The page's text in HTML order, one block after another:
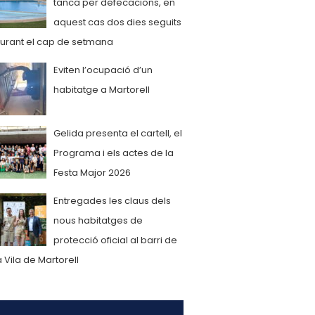
aquest cas dos dies seguits
el cap de setmana
Eviten l’ocupació d’un
habitatge a Martorell
Gelida presenta el cartell, el
Programa i els actes de la
Festa Major 2026
Entregades les claus dels
nous habitatges de
protecció oficial al barri de
Vila de Martorell